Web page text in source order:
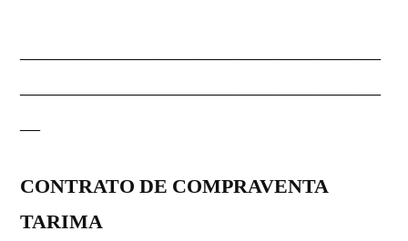
CONTRATO DE COMPRAVENTA
TARIMA